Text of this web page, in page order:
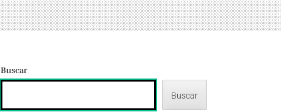
Buscar
Buscar